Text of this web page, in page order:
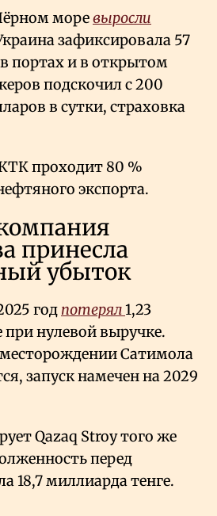
моревыросли
зафиксировала 57
портах и в открытом
подскочил с 200
в сутки, страховка
проходит 80 %
экспорта.
принесла
убыток
год потерял1,23
при нулевой выручке.
Сатимола
запуск намечен на 2029
Qazaq Stroy того же
перед
18,7 миллиарда тенге.